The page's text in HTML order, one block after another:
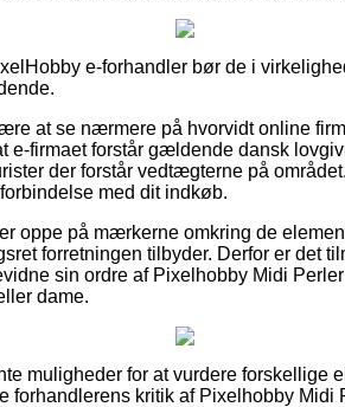
e-forhandler bør de i
at se nærmere på hvorvidt online
e-firmaet forstår gældende dansk
der forstår vedtægterne på
med dit indkøb.
oppe på mærkerne omkring de
forretningen tilbyder. Derfor er det
sin ordre af Pixelhobby Midi
dame.
muligheder for at vurdere forskellige
forhandlerens kritik af Pixelhobby